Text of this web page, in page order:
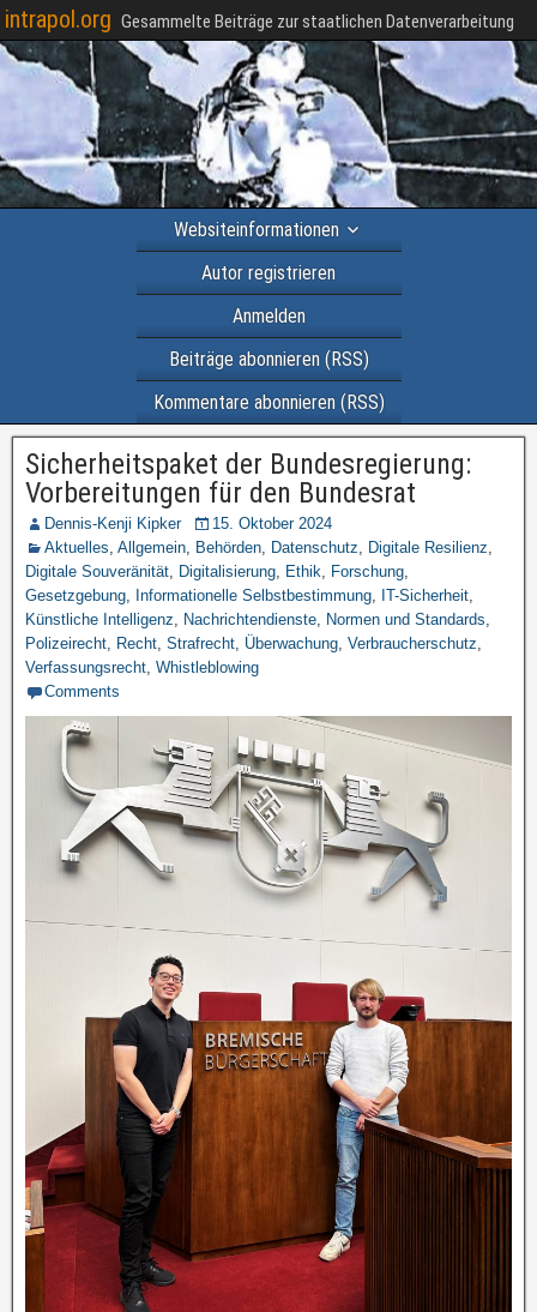
intrapol.org Gesammelte Beiträge zur staatlichen Datenverarbeitung
Websiteinformationen
Autor registrieren
Anmelden
Beiträge abonnieren (RSS)
Kommentare abonnieren (RSS)
Sicherheitspaket der Bundesregierung:
Vorbereitungen für den Bundesrat
Dennis-Kenji Kipker
15. Oktober 2024
Aktuelles, Allgemein, Behörden, Datenschutz, Digitale Resilienz,
Digitale Souveränität, Digitalisierung, Ethik, Forschung,
Gesetzgebung, Informationelle Selbstbestimmung, IT-Sicherheit,
Künstliche Intelligenz, Nachrichtendienste, Normen und Standards,
Polizeirecht, Recht, Strafrecht, Überwachung, Verbraucherschutz,
Verfassungsrecht, Whistleblowing
Comments